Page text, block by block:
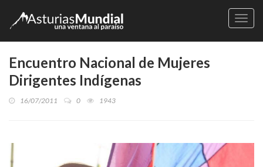
Encuentro Nacional de Mujeres
Dirigentes Indígenas
16/07/2011 0 1943